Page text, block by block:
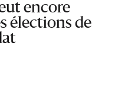
encore
élections de